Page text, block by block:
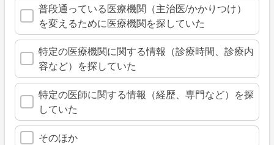
普段通っている医療機関（主治医/かかりつけ）
を変えるために医療機関を探していた
特定の医療機関に関する情報（診療時間、診療内
容など）を探していた
特定の医師に関する情報（経歴、専門など）を探
していた
そのほか